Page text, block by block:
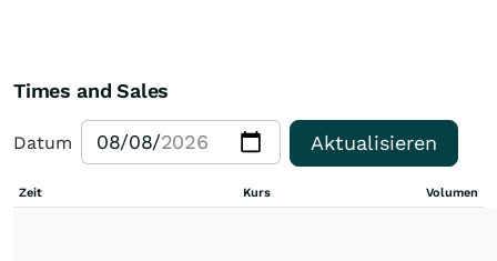
Times and Sales
Datum Aktualisieren
Zeit Kurs Volumen